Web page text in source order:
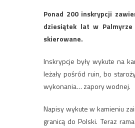
Ponad 200 inskrypcji
dziesiątek lat w
skierowane.
Inskrypcje były wykute na
leżały pośród ruin, bo
wykonania… zapory wodnej.
Napisy wykute w kamieniu
granicą do Polski. Teraz